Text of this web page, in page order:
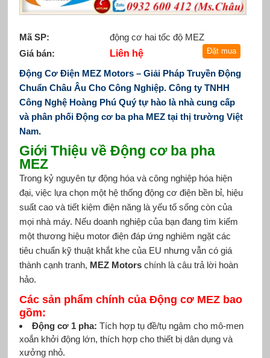
Mã SP:
động cơ hai tốc độ MEZ
Giá bán:
Liên hệ
Động Cơ Điện MEZ Motors – Giải Pháp Truyền Động
Chuẩn Châu Âu Cho Công Nghiệp.Công ty TNHH
Công Nghệ Hoàng Phú Quý tự hào là nhà cung cấp
và phân phối Động cơ ba pha MEZ tại thị trường Việt
Nam.
Giới Thiệu về Động cơ ba pha
MEZ
Trong kỷ nguyên tự động hóa và công nghiệp hóa hiện
đại, việc lựa chọn một hệ thống động cơ điện bền bỉ, hiệu
suất cao và tiết kiệm điện năng là yếu tố sống còn của
mọi nhà máy. Nếu doanh nghiệp của bạn đang tìm kiếm
một thương hiệu motor điện đáp ứng nghiêm ngặt các
tiêu chuẩn kỹ thuật khắt khe của EU nhưng vẫn có giá
thành cạnh tranh, MEZ Motorschính là câu trả lời hoàn
hảo.
Các sản phẩm chính của Động cơ MEZ bao
gồm:
Động cơ 1 pha: Tích hợp tụ đề/tụ ngâm cho mô-men
xoắn khởi động lớn, thích hợp cho thiết bị dân dụng và
xưởng nhỏ.